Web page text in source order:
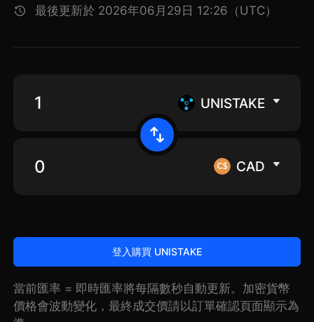
最後更新於 2026年06月29日 12:26（UTC）
UNISTAKE
CAD
登入購買 UNISTAKE
當前匯率 = 即時匯率將每隔數秒自動更新。加密貨幣
價格會波動變化，最終成交價請以訂單確認頁面顯示為